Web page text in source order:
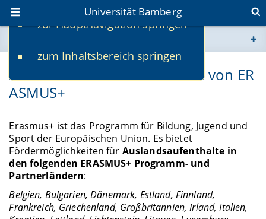
zur Hauptnavigation springen
zum Inhaltsbereich springen
Universität Bamberg
www.uni-bamberg.de
fis.uni-bamberg.de
Auslandsstudium im Rahmen von ER
ASMUS+
Erasmus+ ist das Programm für Bildung, Jugend und
Sport der Europäischen Union. Es bietet
Fördermöglichkeiten für Auslandsaufenthalte in
den folgenden ERASMUS+ Programm- und
Partnerländern:
Belgien, Bulgarien, Dänemark, Estland, Finnland,
Frankreich, Griechenland, Großbritannien, Irland, Italien,